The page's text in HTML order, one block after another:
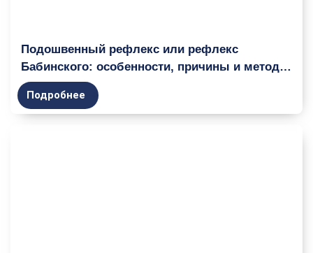
Подошвенный рефлекс или рефлекс
Бабинского: особенности, причины и методы
исследования
Подробнее